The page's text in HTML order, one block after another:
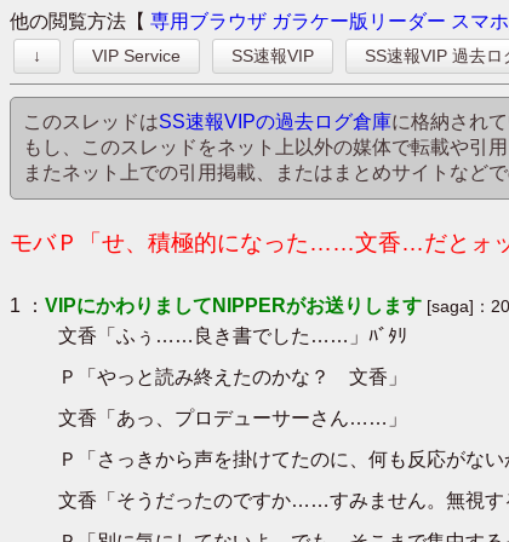
他の閲覧方法【 専用ブラウザ ガラケー版リーダー スマ
↓ VIP Service SS速報VIP SS速報VIP 過去ロ
このスレッドはSS速報VIPの過去ログ倉庫に格納され
もし、このスレッドをネット上以外の媒体で転載や引
またネット上での引用掲載、またはまとめサイトなど
モバＰ「せ、積極的になった……文香…だとォ
1 ： VIPにかわりましてNIPPERがお送りします [saga]：
文香「ふぅ……良き書でした……」ﾊﾞﾀﾘ
Ｐ「やっと読み終えたのかな？ 文香」
文香「あっ、プロデューサーさん……」
Ｐ「さっきから声を掛けてたのに、何も反応がない
文香「そうだったのですか……すみません。無視